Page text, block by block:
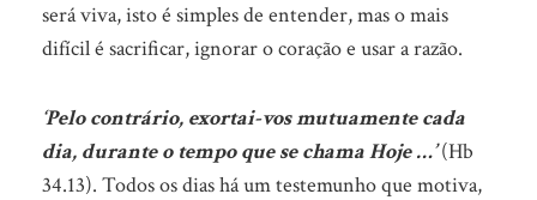
será viva, isto é simples de entender, mas o mais
difícil é sacrificar, ignorar o coração e usar a razão.
‘Pelo contrário, exortai-vos mutuamente cada
dia, durante o tempo que se chama Hoje …’(Hb
34.13). Todos os dias há um testemunho que motiva,